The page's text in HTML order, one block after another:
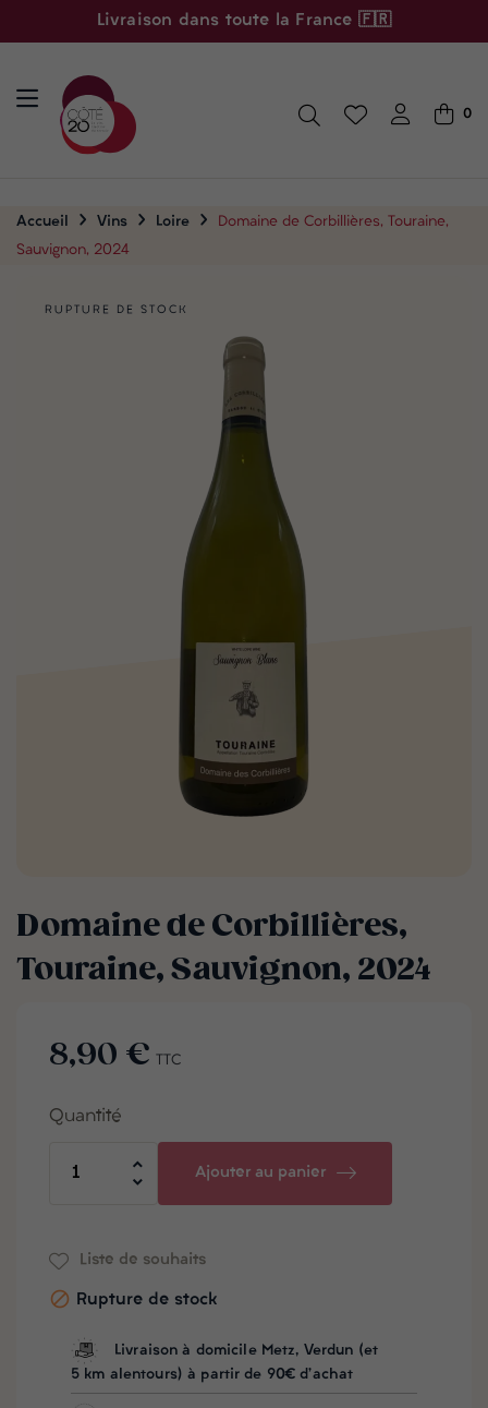
Livraison dans toute la France 🇫🇷
0
Accueil Vins Loire
Domaine de Corbillières, Touraine,
Sauvignon, 2024
RUPTURE DE STOCK
Domaine de Corbillières,
Touraine, Sauvignon, 2024
8,90 € TTC
Quantité
Ajouter au panier
Liste de souhaits
 Rupture de stock
Livraison à domicile Metz, Verdun (et
5 km alentours) à partir de 90€ d'achat